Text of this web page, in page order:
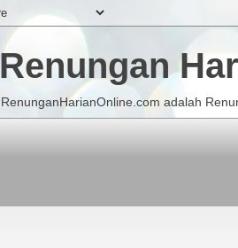
Renungan
RenunganHarianOnline.com adalah